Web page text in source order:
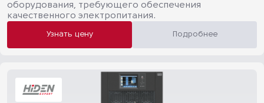
оборудования, требующего обеспечения
качественного электропитания.
Узнать цену Подробнее